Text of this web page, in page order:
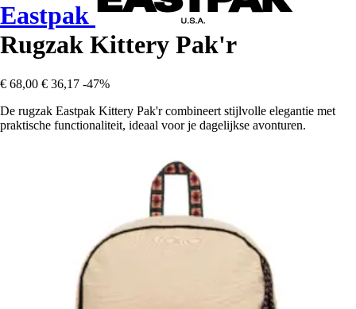
Eastpak
Rugzak Kittery Pak'r
€ 68,00 € 36,17 -47%
De rugzak Eastpak Kittery Pak'r combineert stijlvolle elegantie met
praktische functionaliteit, ideaal voor je dagelijkse avonturen.